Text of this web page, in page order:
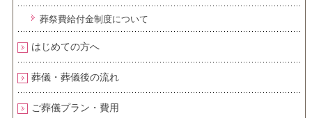
葬祭費給付金制度について
はじめての方へ
葬儀・葬儀後の流れ
ご葬儀プラン・費用